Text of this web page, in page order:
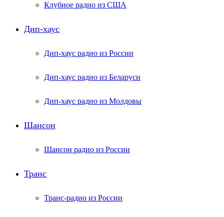
Клубное радио из США
Дип-хаус
Дип-хаус радио из России
Дип-хаус радио из Беларуси
Дип-хаус радио из Молдовы
Шансон
Шансон радио из России
Транс
Транс-радио из России